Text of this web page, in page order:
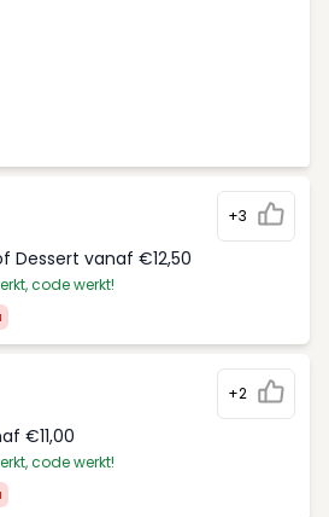
+3
Dessert vanaf €12,50
code werkt!
+2
€11,00
code werkt!